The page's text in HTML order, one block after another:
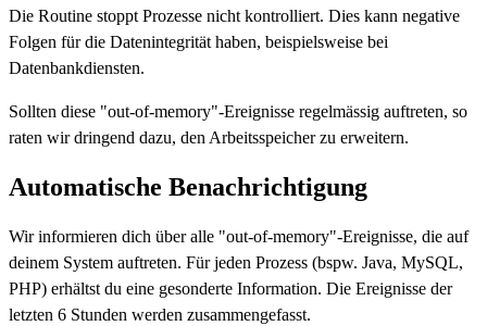
Die Routine stoppt Prozesse nicht kontrolliert. Dies kann negative
Folgen für die Datenintegrität haben, beispielsweise bei
Datenbankdiensten.
Sollten diese "out-of-memory"-Ereignisse regelmässig auftreten, so
raten wir dringend dazu, den Arbeitsspeicher zu erweitern.
Automatische Benachrichtigung
Wir informieren dich über alle "out-of-memory"-Ereignisse, die auf
deinem System auftreten. Für jeden Prozess (bspw. Java, MySQL,
PHP) erhältst du eine gesonderte Information. Die Ereignisse der
letzten 6 Stunden werden zusammengefasst.